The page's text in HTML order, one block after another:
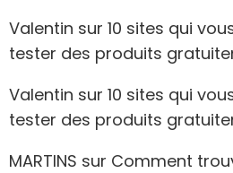
Valentin sur 10 sites qui
tester des produits
Valentin sur 10 sites qui
tester des produits
MARTINS sur Comment